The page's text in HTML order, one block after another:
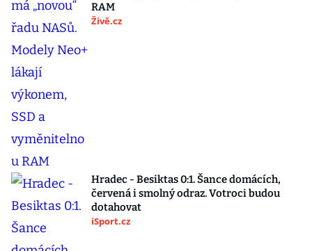
RAM
Živě.cz
Hradec - Besiktas 0:1. Šance domácích,
červená i smolný odraz. Votroci budou
dotahovat
iSport.cz